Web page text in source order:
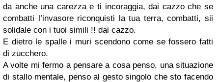
da anche una carezza e ti incoraggia, dai cazzo che se
combatti l’invasore riconquisti la tua terra, combatti, sii
solidale con i tuoi simili !! dai cazzo.
E dietro le spalle i muri scendono come se fossero fatti
di zucchero.
A volte mi fermo a pensare a cosa penso, una situazione
di stallo mentale, penso al gesto singolo che sto facendo